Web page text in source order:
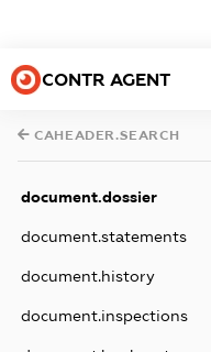
CONTR AGENT
CAHEADER.SEARCH
document.dossier
document.statements
document.history
document.inspections